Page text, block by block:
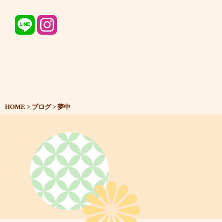
HOME > ブログ> 夢中